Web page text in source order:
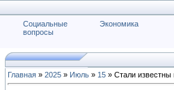
Социальные
вопросы
Экономика
Главная » 2025 » Июль » 15 » Стали известны